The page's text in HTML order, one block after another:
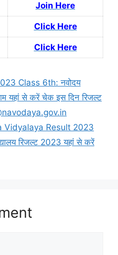
Join Here
Click Here
Click Here
Class 6th: नवोदय
यहां से करें चेक इस दिन रिजल्ट
Vidyalaya Result 2023
रिजल्ट 2023 यहां से करें